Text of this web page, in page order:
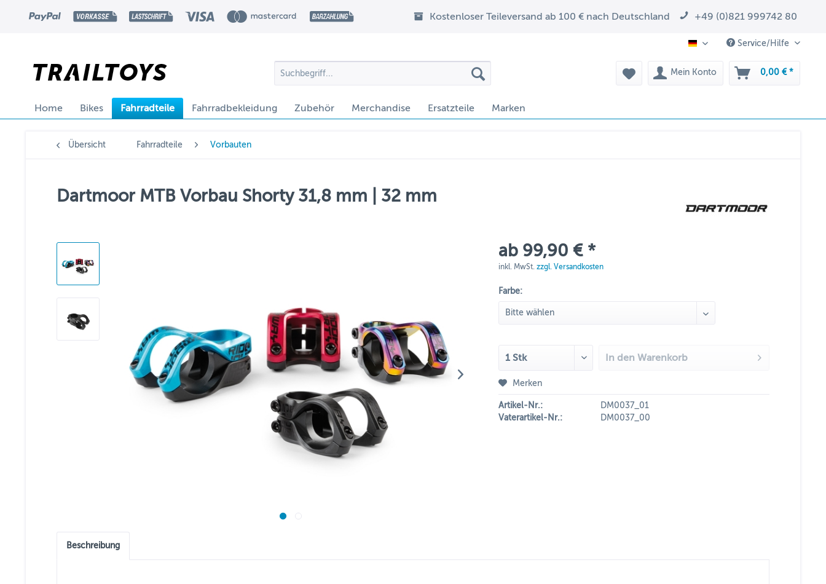
Kostenloser Teileversand ab 100 € nach Deutschland +49 (0)821 999742 80
DE Service/Hilfe
Mein Konto 0,00 € *
Home Bikes Fahrradteile Fahrradbekleidung Zubehör Merchandise Ersatzteile Marken
Übersicht Fahrradteile Vorbauten
Dartmoor MTB Vorbau Shorty 31,8 mm | 32 mm
ab 99,90 € *
inkl. MwSt.zzgl. Versandkosten
Farbe:
In den Warenkorb
Merken
Artikel-Nr.:
DM0037_01
Vaterartikel-Nr.:
DM0037_00
Beschreibung